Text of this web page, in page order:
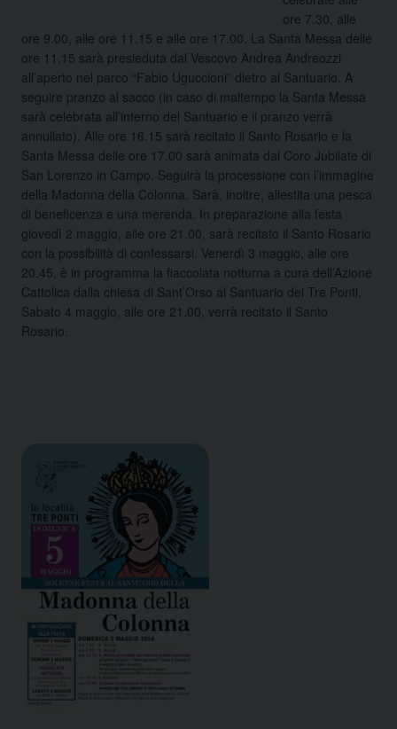
ore 7.30, alle
ore 9.00, alle ore 11.15 e alle ore 17.00. La Santa Messa delle
ore 11.15 sarà presieduta dal Vescovo Andrea Andreozzi
all’aperto nel parco “Fabio Uguccioni” dietro al Santuario. A
seguire pranzo al sacco (in caso di maltempo la Santa Messa
sarà celebrata all’interno del Santuario e il pranzo verrà
annullato). Alle ore 16.15 sarà recitato il Santo Rosario e la
Santa Messa delle ore 17.00 sarà animata dal Coro Jubilate di
San Lorenzo in Campo. Seguirà la processione con l’immagine
della Madonna della Colonna. Sarà, inoltre, allestita una pesca
di beneficenza e una merenda. In preparazione alla festa
giovedì 2 maggio, alle ore 21.00, sarà recitato il Santo Rosario
con la possibilità di confessarsi. Venerdì 3 maggio, alle ore
20.45, è in programma la fiaccolata notturna a cura dell’Azione
Cattolica dalla chiesa di Sant’Orso al Santuario dei Tre Ponti.
Sabato 4 maggio, alle ore 21.00, verrà recitato il Santo
Rosario.